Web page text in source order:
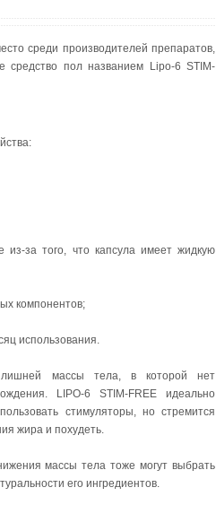
среди производителей препаратов,
пол названием Lipo-6 STIM-
за того, что капсула имеет жидкую
компонентов;
использования.
массы тела, в которой нет
LIPO-6 STIM-FREE идеально
стимуляторы, но стремится
жира и похудеть.
массы тела тоже могут выбрать
его ингредиентов.